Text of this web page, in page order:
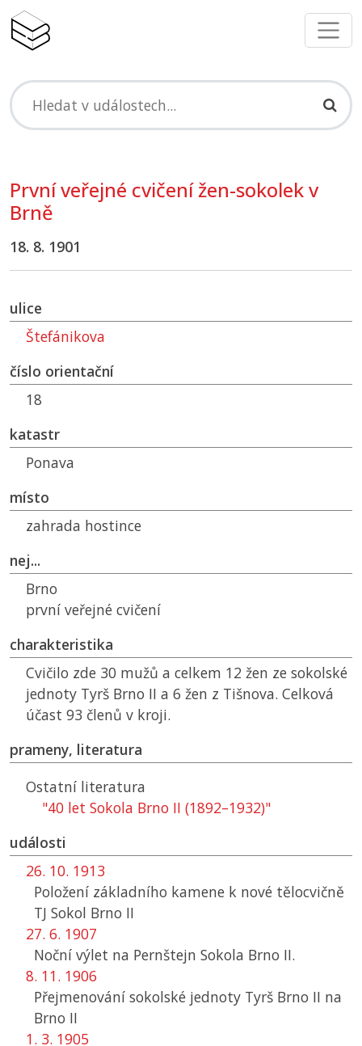
První veřejné cvičení žen-sokolek v
Brně
18. 8. 1901
ulice
Štefánikova
číslo orientační
18
katastr
Ponava
místo
zahrada hostince
nej...
Brno
první veřejné cvičení
charakteristika
Cvičilo zde 30 mužů a celkem 12 žen ze sokolské
jednoty Tyrš Brno II a 6 žen z Tišnova. Celková
účast 93 členů v kroji.
prameny, literatura
Ostatní literatura
"40 let Sokola Brno II (1892–1932)"
události
26. 10. 1913
Položení základního kamene k nové tělocvičně
TJ Sokol Brno II
27. 6. 1907
Noční výlet na Pernštejn Sokola Brno II.
8. 11. 1906
Přejmenování sokolské jednoty Tyrš Brno II na
Brno II
1. 3. 1905